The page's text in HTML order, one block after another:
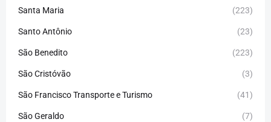
Santa Maria (223)
Santo Antônio (23)
São Benedito (223)
São Cristóvão (3)
São Francisco Transporte e Turismo (41)
São Geraldo (7)